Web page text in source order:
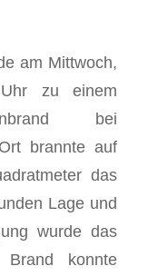
am Mittwoch,
zu einem
bei
brannte auf
das
Lage und
wurde das
Brand konnte